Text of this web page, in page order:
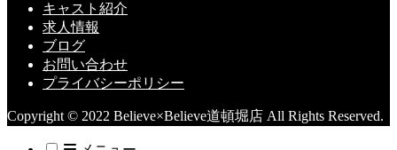
キャスト紹介
求人情報
ブログ
お問い合わせ
プライバシーポリシー
Copyright © 2022 Believe×Believe道頓堀店 All Rights Reserved.